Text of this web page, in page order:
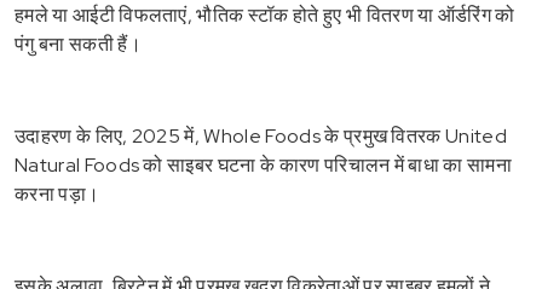
हमले या आईटी विफलताएं, भौतिक स्टॉक होते हुए भी वितरण या ऑर्डरिंग को
पंगु बना सकती हैं।
उदाहरण के लिए, 2025 में, Whole Foods के प्रमुख वितरक United
Natural Foods को साइबर घटना के कारण परिचालन में बाधा का सामना
करना पड़ा।